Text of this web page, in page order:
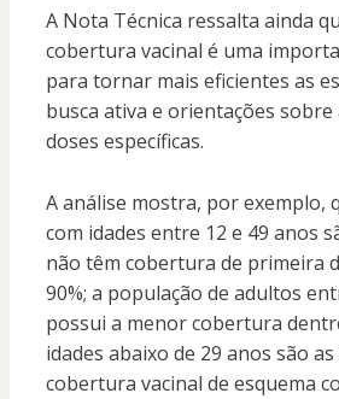
A Nota Técnica ressalta ainda
cobertura vacinal é uma
para tornar mais eficientes as
busca ativa e orientações sobre
doses específicas.
A análise mostra, por exemplo,
com idades entre 12 e 49 anos
não têm cobertura de primeira
90%; a população de adultos
possui a menor cobertura
idades abaixo de 29 anos são
cobertura vacinal de esquema